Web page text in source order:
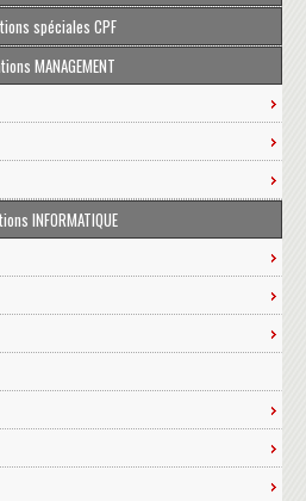
spéciales CPF
MANAGEMENT
INFORMATIQUE